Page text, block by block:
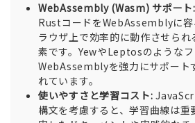
WebAssembly (Wasm) サポート:
RustコードをWebAssemblyに容
ラウザ上で効率的に動作させら
素です。YewやLeptosのようなフ
WebAssemblyを強力にサポート
れています。
使いやすさと学習コスト:
構文を考慮すると、学習曲線は重